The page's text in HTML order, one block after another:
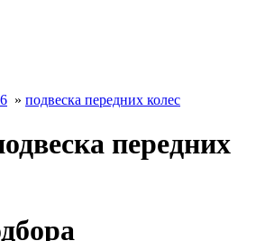
» подвеска передних колес
передних